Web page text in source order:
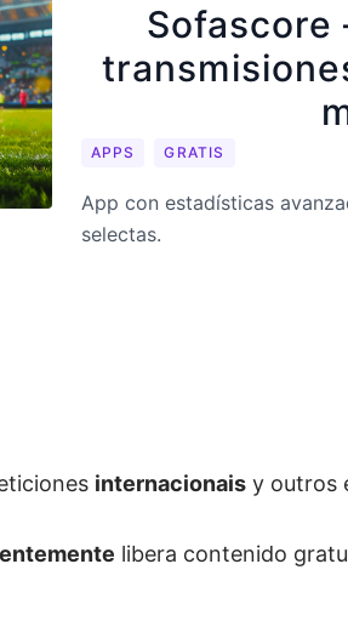
Sofascore
APPS GRATIS
App con estadísticas
selectas.
internacionais y outros
libera contenido